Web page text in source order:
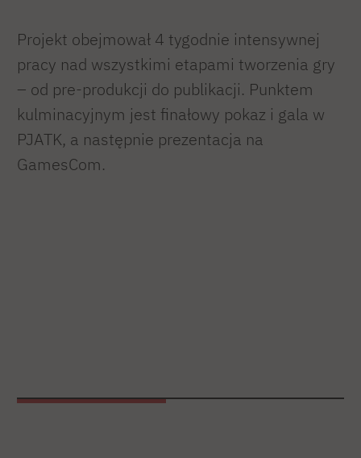
Projekt obejmował 4 tygodnie intensywnej
pracy nad wszystkimi etapami tworzenia gry
– od pre-produkcji do publikacji. Punktem
kulminacyjnym jest finałowy pokaz i gala w
PJATK, a następnie prezentacja na
GamesCom.